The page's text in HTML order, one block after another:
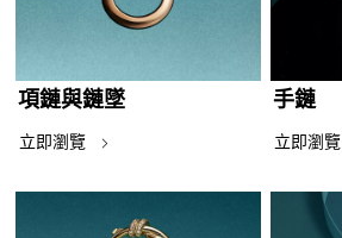
項鏈與鏈墜
立即瀏覽
手鏈
立即瀏覽